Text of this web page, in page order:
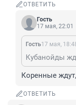
ОТВЕТИТЬ
Гость
17 мая, 22:01
Гость17 мая,
Кубанойды
Коренные
ОТВЕТИТЬ